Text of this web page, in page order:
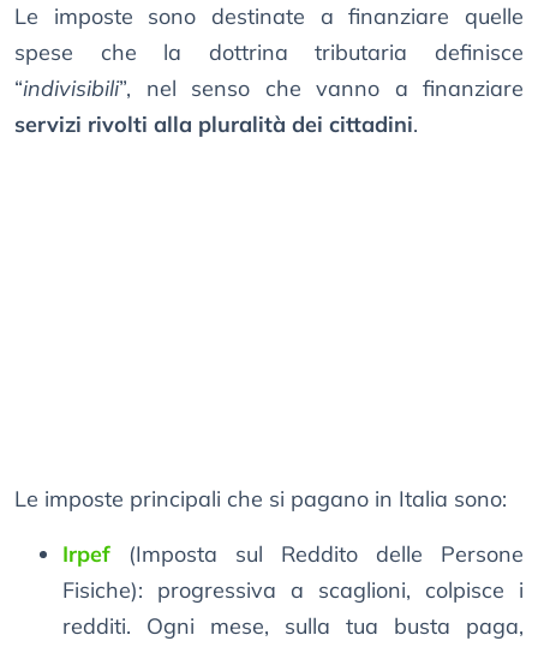
Le imposte sono destinate a finanziare quelle
spese che la dottrina tributaria definisce
“indivisibili”, nel senso che vanno a finanziare
servizi rivolti alla pluralità dei cittadini.
Le imposte principali che si pagano in Italia sono:
Irpef (Imposta sul Reddito delle Persone
Fisiche): progressiva a scaglioni, colpisce i
redditi. Ogni mese, sulla tua busta paga,